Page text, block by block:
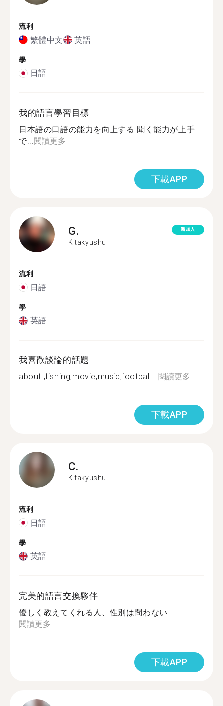
流利
繁體中文 英語
學
日語
我的語言學習目標
日本語の口語の能力を向上する 聞く能力が上手
で...閱讀更多
下載APP
G.
Kitakyushu
新加入
流利
日語
學
英語
我喜歡談論的話題
about ,fishing,movie,music,football...閱讀更多
下載APP
C.
Kitakyushu
流利
日語
學
英語
完美的語言交換夥伴
優しく教えてくれる人、性別は問わない...
閱讀更多
下載APP